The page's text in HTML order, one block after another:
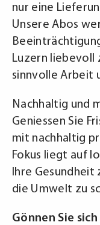
nur eine
Unsere Abos
Luzern liebevoll
sinnvolle Arbeit
Nachhaltig und
Geniessen Sie
mit nachhaltig
Fokus liegt auf
Ihre Gesundheit
die Umwelt zu
Gönnen Sie